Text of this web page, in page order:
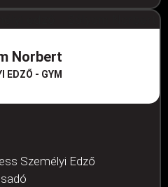
Norbert
EDZŐ - GYM​
Személyi Edző